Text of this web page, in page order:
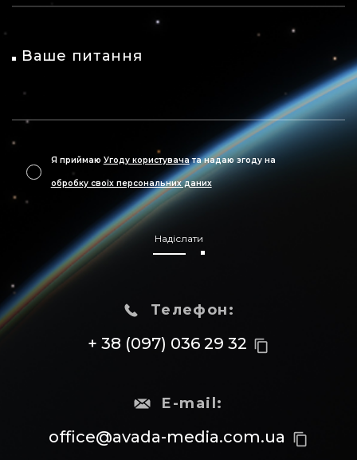
Ваше питання
Я приймаю Угоду користувачата надаю згоду на
обробку своїх персональних даних
Надіслати
Телефон:
+ 38 (097) 036 29 32 content_copy
E-mail:
office@avada-media.com.ua content_copy